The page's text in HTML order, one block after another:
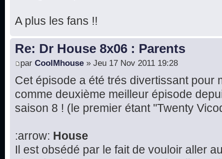
A plus les fans !!
Re: Dr House 8x06 : Parents
par CoolMhouse » Jeu 17 Nov 2011 19:28
Cet épisode a été trés divertissant pour
comme deuxième meilleur épisode
saison 8 ! (le premier étant "Twenty
:arrow: House
Il est obsédé par le fait de vouloir aller